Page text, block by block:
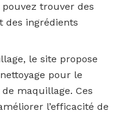
trouver des
des ingrédients
le site propose
pour le
maquillage. Ces
l’efficacité de